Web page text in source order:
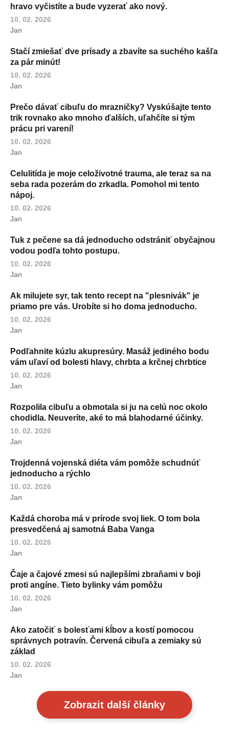
hravo vyčistíte a bude vyzerať ako nový.
10. 02. 2026
Jan
Stačí zmiešať dve prísady a zbavíte sa suchého kašľa
za pár minút!
10. 02. 2026
Jan
Prečo dávať cibuľu do mrazničky? Vyskúšajte tento
trik rovnako ako mnoho ďalších, uľahčíte si tým
prácu pri varení!
10. 02. 2026
Jan
Celulitída je moje celoživotné trauma, ale teraz sa na
seba rada pozerám do zrkadla. Pomohol mi tento
nápoj.
10. 02. 2026
Jan
Tuk z pečene sa dá jednoducho odstrániť obyčajnou
vodou podľa tohto postupu.
10. 02. 2026
Jan
Ak milujete syr, tak tento recept na "plesnivák" je
priamo pre vás. Urobíte si ho doma jednoducho.
10. 02. 2026
Jan
Podľahnite kúzlu akupresúry. Masáž jediného bodu
vám uľaví od bolesti hlavy, chrbta a krčnej chrbtice
10. 02. 2026
Jan
Rozpolila cibuľu a obmotala si ju na celú noc okolo
chodidla. Neuveríte, aké to má blahodarné účinky.
10. 02. 2026
Jan
Trojdenná vojenská diéta vám pomôže schudnúť
jednoducho a rýchlo
10. 02. 2026
Jan
Každá choroba má v prírode svoj liek. O tom bola
presvedčená aj samotná Baba Vanga
10. 02. 2026
Jan
Čaje a čajové zmesi sú najlepšími zbraňami v boji
proti angíne. Tieto bylinky vám pomôžu
10. 02. 2026
Jan
Ako zatočiť s bolesťami kĺbov a kostí pomocou
správnych potravín. Červená cibuľa a zemiaky sú
základ
10. 02. 2026
Jan
Zobrazit další články